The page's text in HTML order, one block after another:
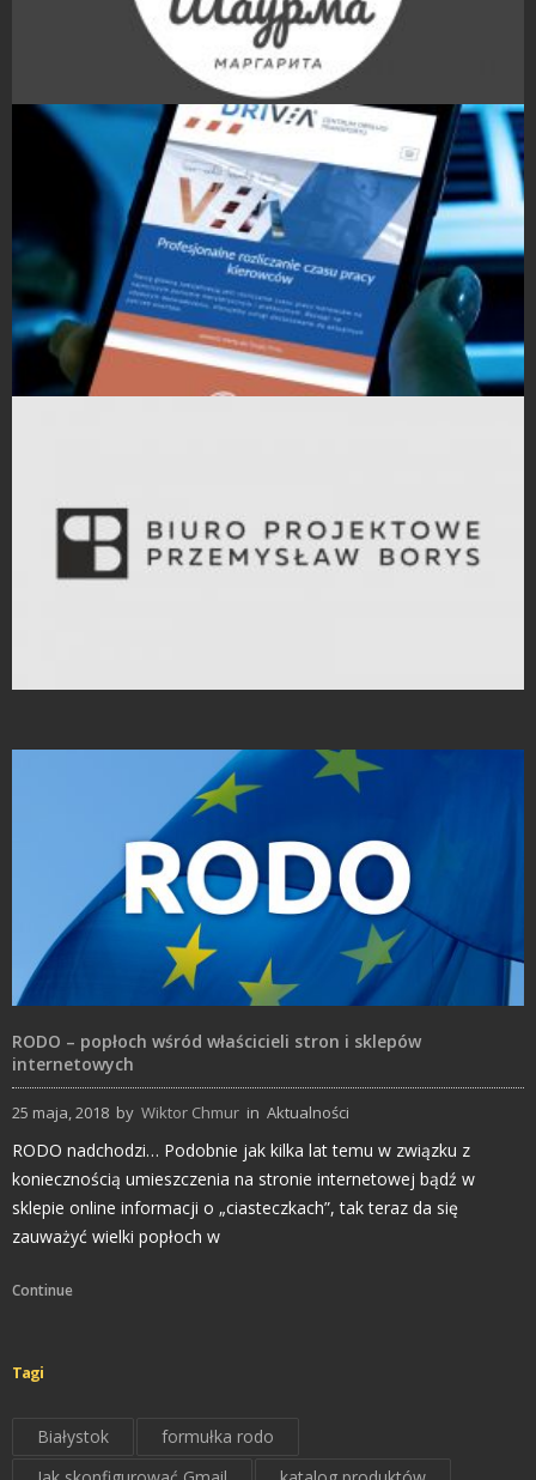
Projekty logo
RODO – popłoch wśród właścicieli stron i sklepów
internetowych
25 maja, 2018 by Wiktor Chmur in Aktualności
RODO nadchodzi… Podobnie jak kilka lat temu w związku z
koniecznością umieszczenia na stronie internetowej bądź w
sklepie online informacji o „ciasteczkach”, tak teraz da się
zauważyć wielki popłoch w
Continue
Tagi
Białystok
formułka rodo